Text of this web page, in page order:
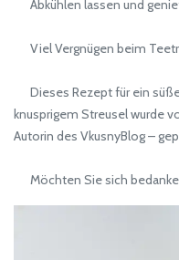
Abkühlen lassen und
Viel Vergnügen beim
Dieses Rezept für ein
knusprigem Streusel wurde
Autorin des VkusnyBlog –
Möchten Sie sich